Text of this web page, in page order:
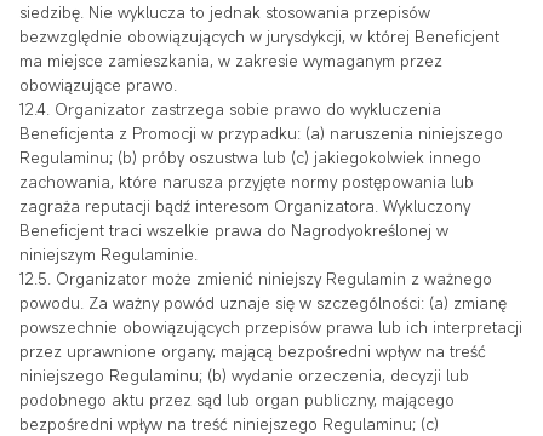
siedzibę. Nie wyklucza to jednak stosowania przepisów
bezwzględnie obowiązujących w jurysdykcji, w której Beneficjent
ma miejsce zamieszkania, w zakresie wymaganym przez
obowiązujące prawo.
12.4. Organizator zastrzega sobie prawo do wykluczenia
Beneficjenta z Promocji w przypadku: (a) naruszenia niniejszego
Regulaminu; (b) próby oszustwa lub (c) jakiegokolwiek innego
zachowania, które narusza przyjęte normy postępowania lub
zagraża reputacji bądź interesom Organizatora. Wykluczony
Beneficjent traci wszelkie prawa do Nagrodyokreślonej w
niniejszym Regulaminie.
12.5. Organizator może zmienić niniejszy Regulamin z ważnego
powodu. Za ważny powód uznaje się w szczególności: (a) zmianę
powszechnie obowiązujących przepisów prawa lub ich interpretacji
przez uprawnione organy, mającą bezpośredni wpływ na treść
niniejszego Regulaminu; (b) wydanie orzeczenia, decyzji lub
podobnego aktu przez sąd lub organ publiczny, mającego
bezpośredni wpływ na treść niniejszego Regulaminu; (c)